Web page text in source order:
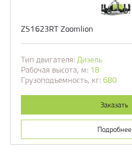
ZS1623RT Zoomlion
Тип двигателя:Дизель
Рабочая высота, м: 18
Грузоподъемность, кг:680
Заказать
Подробнее